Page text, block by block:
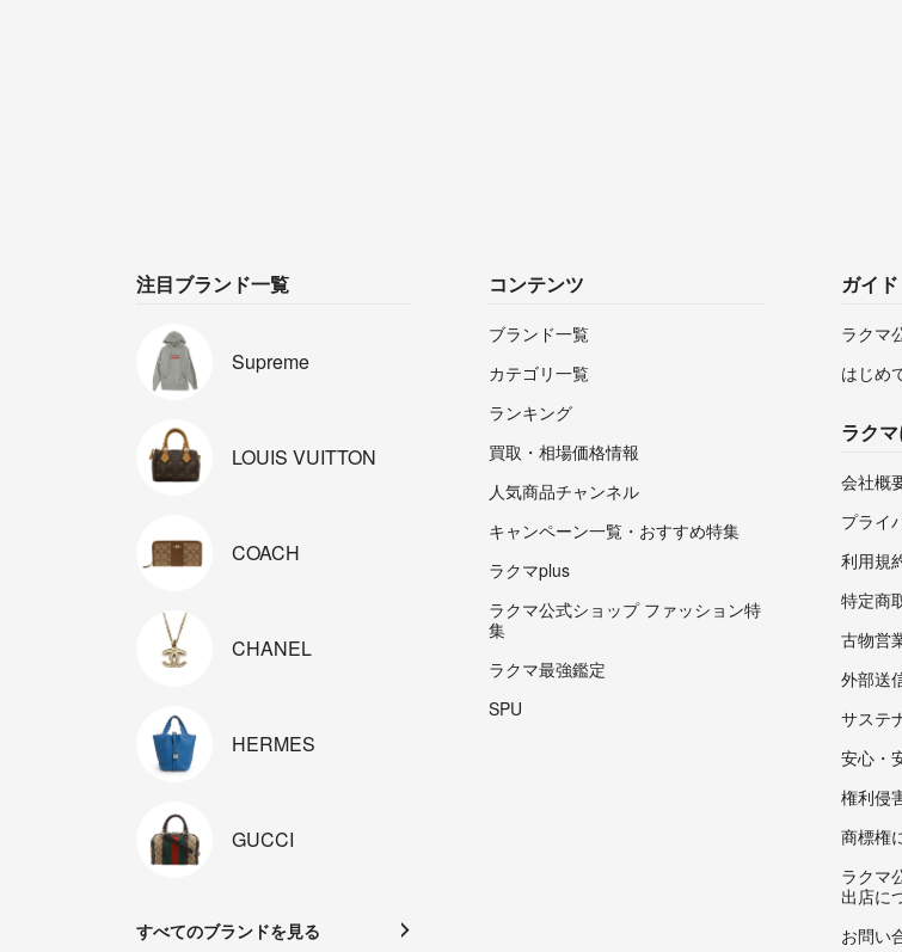
注目ブランド一覧
Supreme
LOUIS VUITTON
COACH
CHANEL
HERMES
GUCCI
すべてのブランドを見る
コンテンツ
ブランド一覧
カテゴリ一覧
ランキング
買取・相場価格情報
人気商品チャンネル
キャンペーン一覧・おすすめ特集
ラクマplus
ラクマ公式ショップ ファッション特
集
ラクマ最強鑑定
SPU
ガイド
ラクマ
はじめ
ラク
会社概
プライ
利用規
特定商
古物営
外部送
サステ
安心・
権利侵
商標権
ラクマ
出店に
お問い